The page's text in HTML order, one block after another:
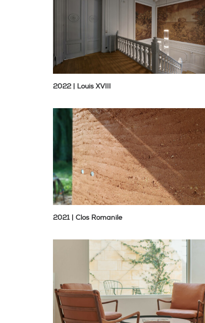
2022 | Louis XVIII
2021 | Clos Romanile